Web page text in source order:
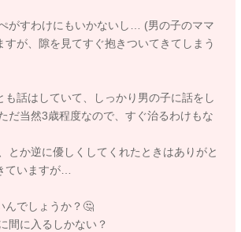
がすわけにもいかないし… (男の子のママ
すが、隙を見てすぐ抱きついてきてしまう
も話はしていて、しっかり男の子に話をし
だ当然3歳程度なので、すぐ治るわけもな
とか逆に優しくしてくれたときはありがと
ていますが…
んでしょうか？🤔
間に入るしかない？